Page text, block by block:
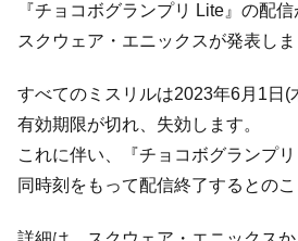
『チョコボグランプリ Lite』の配
スクウェア・エニックスが発表しま
すべてのミスリルは2023年6月1日(
有効期限が切れ、失効します。
これに伴い、『チョコボグランプ
同時刻をもって配信終了するとのこ